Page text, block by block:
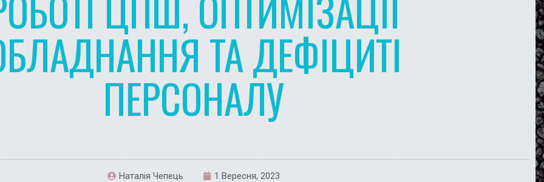
ТА ДЕФІЦИТІ
ПЕРСОНАЛУ
Наталія Чепець 1 Вересня, 2023